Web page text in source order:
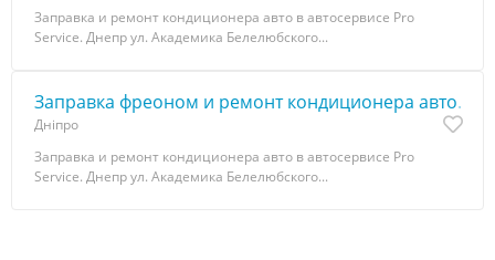
Заправка и ремонт кондиционера авто в автосервисе Pro
Service. Днепр ул. Академика Белелюбского...
Заправка фреоном и ремонт кoндиционера авто.
Дніпро
Заправка и ремонт кондиционера авто в автосервисе Pro
Service. Днепр ул. Академика Белелюбского...